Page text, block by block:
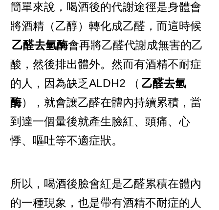
簡單來說，喝酒後的代謝途徑是身體會
將酒精（乙醇）轉化成乙醛，而這時候
乙醛去氫酶會再將乙醛代謝成無害的乙
酸，然後排出體外。然而有酒精不耐症
的人，因為缺乏ALDH2 （ 乙醛去氫
酶），就會讓乙醛在體內持續累積，當
到達一個量後就產生臉紅、頭痛、心
悸、嘔吐等不適症狀。
所以，喝酒後臉會紅是乙醛累積在體內
的一種現象，也是帶有酒精不耐症的人